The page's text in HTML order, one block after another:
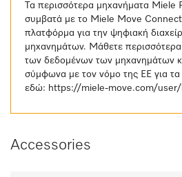
Τα περισσότερα μηχανήματα Miele
συμβατά με το Miele Move
πλατφόρμα για την ψηφιακή
μηχανημάτων. Μάθετε περισσότερα
των δεδομένων των μηχανημάτων
σύμφωνα με τον νόμο της ΕΕ για τα
εδώ: https://miele-move.com/user/
Accessories